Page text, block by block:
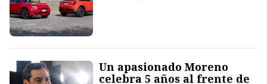
Un apasionado Moreno
celebra 5 años al frente de